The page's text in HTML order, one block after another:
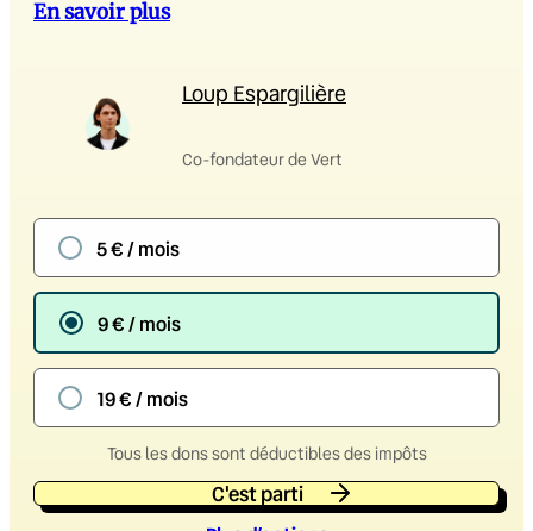
En savoir plus
Loup Espargilière
Co-fondateur de Vert
5 € / mois
9 € / mois
19 € / mois
Tous les dons sont déductibles des impôts
C'est parti